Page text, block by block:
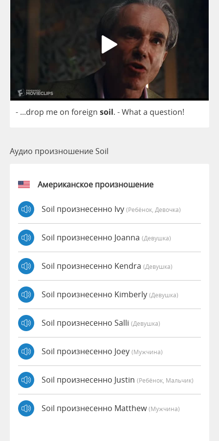
- ...drop me on foreign soil. -Whata question!
Аудио произношение Soil
Американское произношение
Soil произнесенно Ivy (Ребёнок, Девочка)
Soil произнесенно Joanna (девушка)
Soil произнесенно Kendra (девушка)
Soil произнесенно Kimberly (девушка)
Soil произнесенно Salli (девушка)
Soil произнесенно Joey (мужчина)
Soil произнесенно Justin (Ребёнок, Мальчик)
Soil произнесенно Matthew(мужчина)